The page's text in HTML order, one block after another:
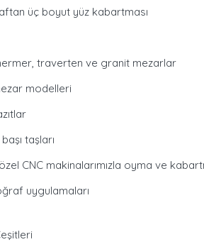
üç boyut yüz kabartması
traverten ve granit mezarlar
modelleri
taşları
CNC makinalarımızla oyma ve
uygulamaları